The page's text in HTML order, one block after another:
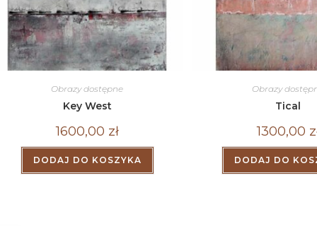
Obrazy dostępne
Key West
1600,00 zł
DODAJ DO KOSZYKA
Obrazy
Tical
1300,00
DODAJ DO